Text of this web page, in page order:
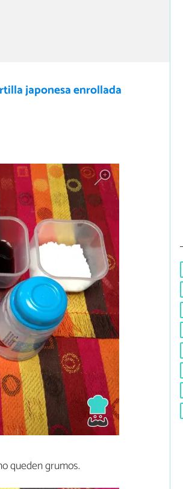
japonesa enrollada
queden grumos.